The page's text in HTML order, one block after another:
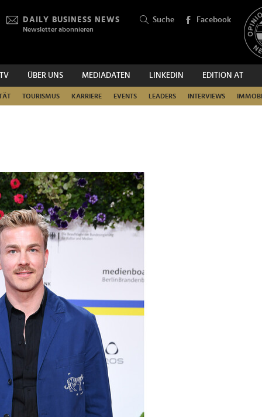
DAILY BUSINESS NEWS
Newsletter abonnieren
Suche Facebook
ÜBER UNS MEDIADATEN LINKEDIN EDITION AT
TOURISMUS KARRIERE EVENTS LEADERS INTERVIEWS
SUCHEN